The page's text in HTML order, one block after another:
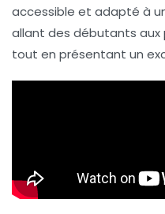
accessible et adapté à
allant des débutants aux
tout en présentant un